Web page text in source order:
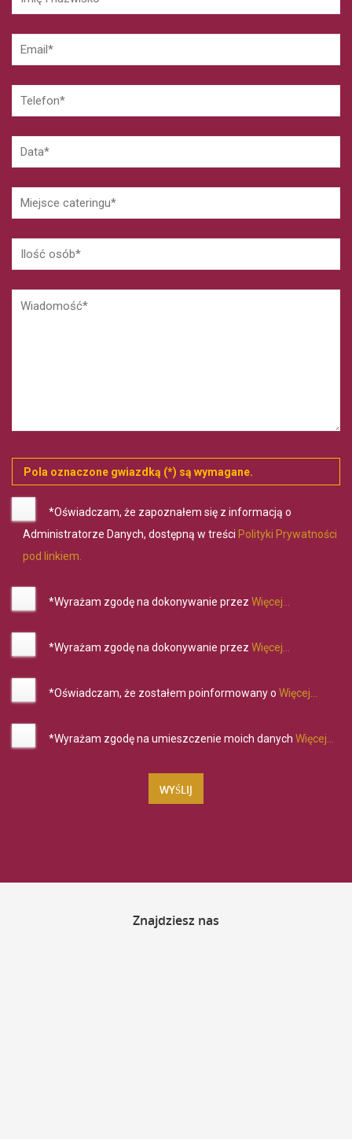
Pola oznaczone gwiazdką (*) są wymagane.
*Oświadczam, że zapoznałem się z informacją o
Administratorze Danych, dostępną w treści Polityki Prywatności
pod linkiem.
*Wyrażam zgodę na dokonywanie przez Więcej...
*Wyrażam zgodę na dokonywanie przez Więcej...
*Oświadczam, że zostałem poinformowany o Więcej...
*Wyrażam zgodę na umieszczenie moich danych Więcej...
Znajdziesz nas